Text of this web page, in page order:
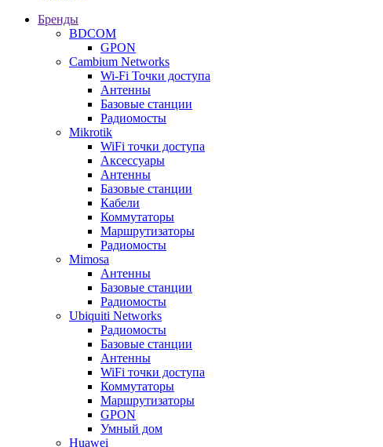
Бренды
BDCOM
GPON
Cambium Networks
Wi-Fi Точки доступа
Антенны
Базовые станции
Радиомосты
Mikrotik
WiFi точки доступа
Аксессуары
Антенны
Базовые станции
Кабели
Коммутаторы
Маршрутизаторы
Радиомосты
Mimosa
Антенны
Базовые станции
Радиомосты
Ubiquiti Networks
Радиомосты
Базовые станции
Антенны
WiFi точки доступа
Коммутаторы
Маршрутизаторы
GPON
Умный дом
Huawei